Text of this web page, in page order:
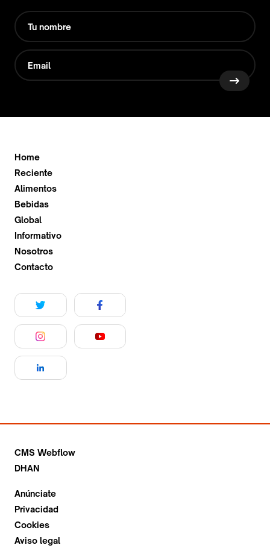
Home
Reciente
Alimentos
Bebidas
Global
Informativo
Nosotros
Contacto
CMS Webflow
DHAN
Anúnciate
Privacidad
Cookies
Aviso legal